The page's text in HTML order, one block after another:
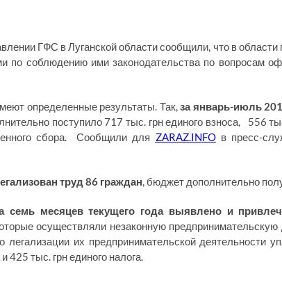
ГФС в Луганской области сообщили, что в
по соблюдению ими законодательства по вопросам
определенные результаты. Так,за январь-июль
поступило 717 тыс. грн единого взноса, 556
сбора. Сообщили для ZARAZ.INFOв пресс-
труд 86 граждан, бюджет дополнительно
семь месяцев текущего года выявлено и
осуществляли незаконную
легализации их предпринимательской
425 тыс. грн единого налога.